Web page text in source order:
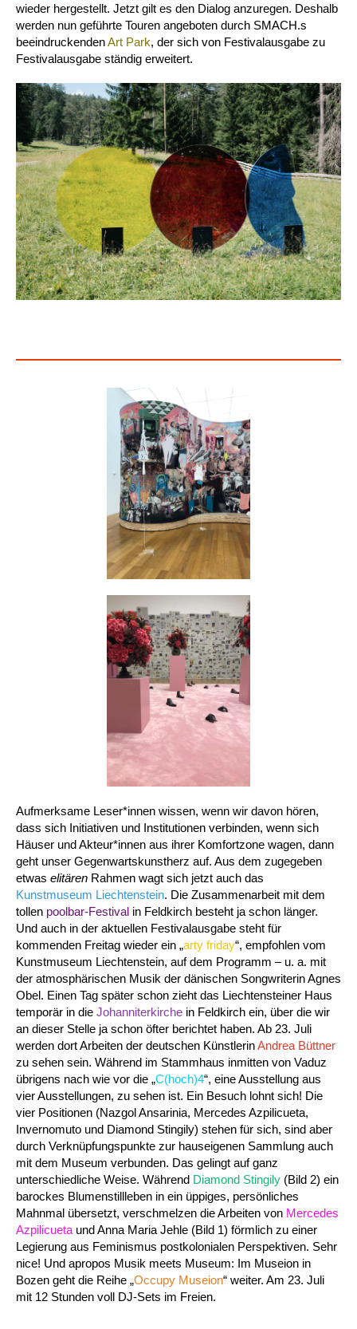
wieder hergestellt. Jetzt gilt es den Dialog anzuregen. Deshalb
werden nun geführte Touren angeboten durch SMACH.s
beeindruckendenArt Park, der sich von Festivalausgabe zu
Festivalausgabe ständig erweitert.
Aufmerksame Leser*innen wissen, wenn wir davon hören,
dass sich Initiativen und Institutionen verbinden, wenn sich
Häuser und Akteur*innen aus ihrer Komfortzone wagen, dann
geht unser Gegenwartskunstherz auf. Aus dem zugegeben
etwas elitären Rahmen wagt sich jetzt auch das
Kunstmuseum Liechtenstein. Die Zusammenarbeit mit dem
tollen poolbar-Festival in Feldkirch besteht ja schon länger.
Und auch in der aktuellen Festivalausgabe steht für
kommenden Freitag wieder ein „arty friday“, empfohlen vom
Kunstmuseum Liechtenstein, auf dem Programm – u. a. mit
der atmosphärischen Musik der dänischen Songwriterin Agnes
Obel. Einen Tag später schon zieht das Liechtensteiner Haus
temporär in die Johanniterkirche in Feldkirch ein, über die wir
an dieser Stelle ja schon öfter berichtet haben. Ab 23. Juli
werden dort Arbeiten der deutschen KünstlerinAndrea Büttner
zu sehen sein. Während im Stammhaus inmitten von Vaduz
übrigens nach wie vor die „C(hoch)4“, eine Ausstellung aus
vier Ausstellungen, zu sehen ist. Ein Besuch lohnt sich! Die
vier Positionen (Nazgol Ansarinia, Mercedes Azpilicueta,
Invernomuto und Diamond Stingily) stehen für sich, sind aber
durch Verknüpfungspunkte zur hauseigenen Sammlung auch
mit dem Museum verbunden. Das gelingt auf ganz
unterschiedliche Weise. Während Diamond Stingily (Bild 2) ein
barockes Blumenstillleben in ein üppiges, persönliches
Mahnmal übersetzt, verschmelzen die Arbeiten von Mercedes
Azpilicueta und Anna Maria Jehle (Bild 1) förmlich zu einer
Legierung aus Feminismus postkolonialen Perspektiven. Sehr
nice! Und apropos Musik meets Museum: Im Museion in
Bozen geht die Reihe „Occupy Museion“ weiter. Am 23. Juli
mit 12 Stunden voll DJ-Sets im Freien.